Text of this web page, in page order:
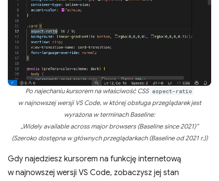
Po najechaniu kursorem na właściwość CSS aspect-ratio
w najnowszej wersji VS Code, w której obsługa przeglądarek jest
wyrażona w terminach Baseline:
„Widely available across major browsers (Baseline since 2021)”
(Szeroko dostępna w głównych przeglądarkach (Baseline od 2021 r.))
Gdy najedziesz kursorem na funkcję internetową
w najnowszej wersji VS Code, zobaczysz jej stan